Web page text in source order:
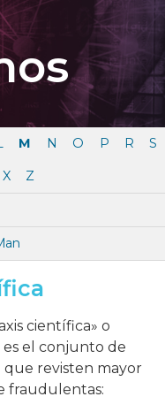
M N O P R S
X Z
científica» o
es el conjunto de
que revisten mayor
fraudulentas: